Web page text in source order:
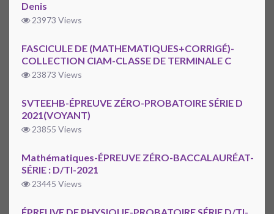
Denis
23973 Views
FASCICULE DE (MATHEMATIQUES+CORRIGÉ)-
COLLECTION CIAM-CLASSE DE TERMINALE C
23873 Views
SVTEEHB-ÉPREUVE ZÉRO-PROBATOIRE SÉRIE D
2021(VOYANT)
23855 Views
Mathématiques-ÉPREUVE ZÉRO-BACCALAURÉAT-
SÉRIE : D/TI-2021
23445 Views